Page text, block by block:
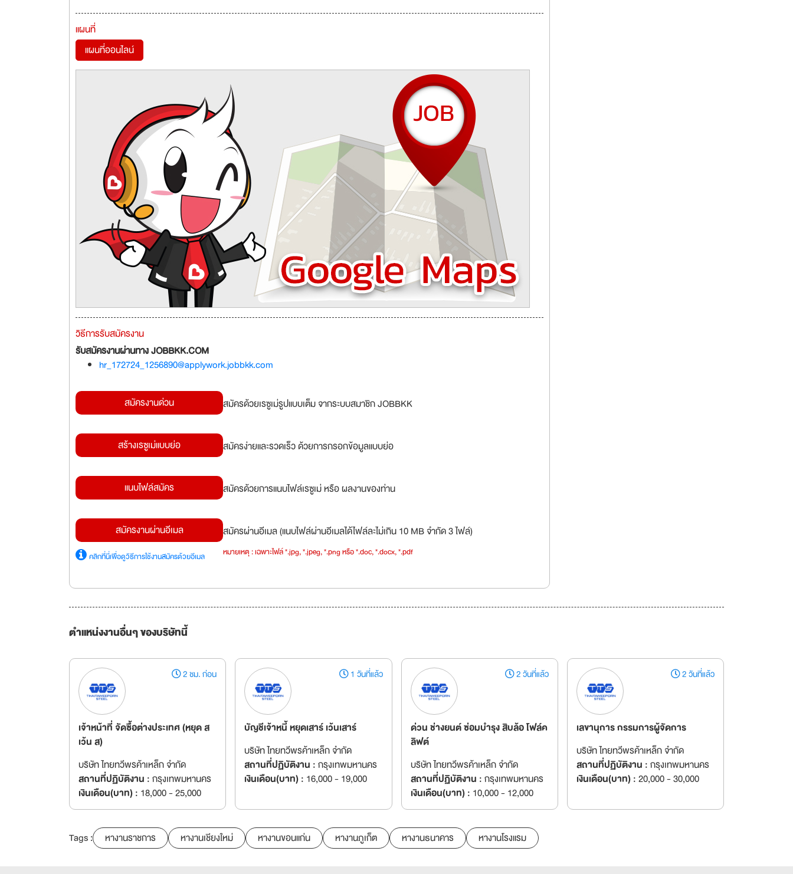
แผนที่
แผนที่ออนไลน์
วิธีการรับสมัครงาน
รับสมัครงานผ่านทาง JOBBKK.COM
hr_172724_1256890@applywork.jobbkk.com
สมัครงานด่วน สมัครด้วยเรซูเม่รูปแบบเต็ม จากระบบสมาชิก JOBBKK
สร้างเรซูเม่แบบย่อ สมัครง่ายและรวดเร็ว ด้วยการกรอกข้อมูลแบบย่อ
แนบไฟล์สมัคร สมัครด้วยการแนบไฟล์เรซูเม่ หรือ ผลงานของท่าน
สมัครงานผ่านอีเมล
คลิกที่นี่เพื่อดูวิธีการใช้งานสมัครด้วยอีเมล
สมัครผ่านอีเมล (แนบไฟล์ผ่านอีเมลได้ไฟล์ละไม่เกิน 10 MB จำกัด 3 ไฟล์)
หมายเหตุ : เฉพาะไฟล์ *.jpg, *.jpeg, *.png หรือ *.doc, *.docx, *.pdf
ตำแหน่งงานอื่นๆ ของบริษัทนี้
2 ชม. ก่อน
เจ้าหน้าที่ จัดซื้อต่างประเทศ (หยุด ส
เว้น ส)
บริษัท ไทยทวีพรค้าเหล็ก จำกัด
สถานที่ปฏิบัติงาน :กรุงเทพมหานคร
เงินเดือน(บาท) : 18,000 - 25,000
1 วันที่แล้ว
บัญชีเจ้าหนี้ หยุดเสาร์ เว้นเสาร์
บริษัท ไทยทวีพรค้าเหล็ก จำกัด
สถานที่ปฏิบัติงาน :กรุงเทพมหานคร
เงินเดือน(บาท) : 16,000 - 19,000
2 วันที่แล้ว
ด่วน ช่างยนต์ ซ่อมบำรุง สิบล้อ โฟล์ค
ลิฟต์
บริษัท ไทยทวีพรค้าเหล็ก จำกัด
สถานที่ปฏิบัติงาน :กรุงเทพมหานคร
เงินเดือน(บาท) : 10,000 - 12,000
2 วันที่แล้ว
เลขานุการ กรรมการผู้จัดการ
บริษัท ไทยทวีพรค้าเหล็ก จำกัด
สถานที่ปฏิบัติงาน :กรุงเทพมหานคร
เงินเดือน(บาท) :20,000 - 30,000
Tags : หางานราชการ หางานเชียงใหม่ หางานขอนแก่น หางานภูเก็ต หางานธนาคาร หางานโรงแรม